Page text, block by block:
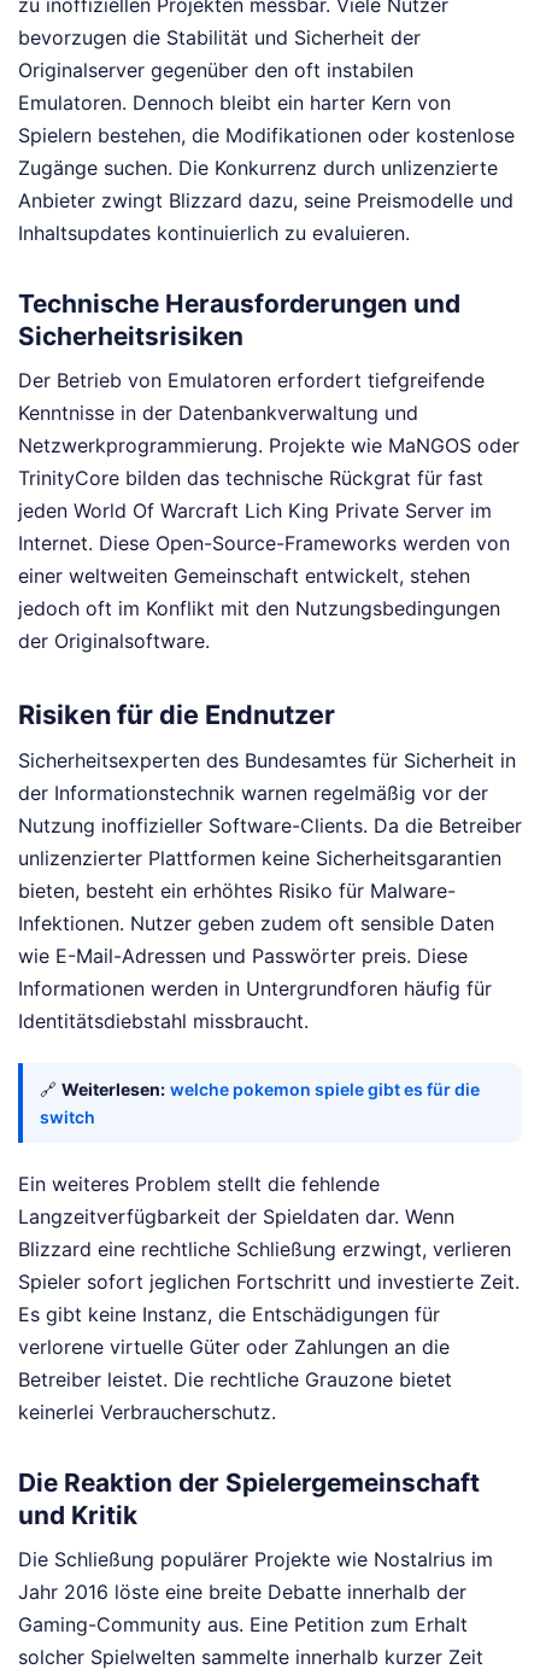
bevorzugen die Stabilität und Sicherheit der
Originalserver gegenüber den oft instabilen
Emulatoren. Dennoch bleibt ein harter Kern von
Spielern bestehen, die Modifikationen oder kostenlose
Zugänge suchen. Die Konkurrenz durch unlizenzierte
Anbieter zwingt Blizzard dazu, seine Preismodelle und
Inhaltsupdates kontinuierlich zu evaluieren.
Technische Herausforderungen und
Sicherheitsrisiken
Der Betrieb von Emulatoren erfordert tiefgreifende
Kenntnisse in der Datenbankverwaltung und
Netzwerkprogrammierung. Projekte wie MaNGOS oder
TrinityCore bilden das technische Rückgrat für fast
jeden World Of Warcraft Lich King Private Server im
Internet. Diese Open-Source-Frameworks werden von
einer weltweiten Gemeinschaft entwickelt, stehen
jedoch oft im Konflikt mit den Nutzungsbedingungen
der Originalsoftware.
Risiken für die Endnutzer
Sicherheitsexperten des Bundesamtes für Sicherheit in
der Informationstechnik warnen regelmäßig vor der
Nutzung inoffizieller Software-Clients. Da die Betreiber
unlizenzierter Plattformen keine Sicherheitsgarantien
bieten, besteht ein erhöhtes Risiko für Malware-
Infektionen. Nutzer geben zudem oft sensible Daten
wie E-Mail-Adressen und Passwörter preis. Diese
Informationen werden in Untergrundforen häufig für
Identitätsdiebstahl missbraucht.
🔗 Weiterlesen: welche pokemon spiele gibt es für die
switch
Ein weiteres Problem stellt die fehlende
Langzeitverfügbarkeit der Spieldaten dar. Wenn
Blizzard eine rechtliche Schließung erzwingt, verlieren
Spieler sofort jeglichen Fortschritt und investierte Zeit.
Es gibt keine Instanz, die Entschädigungen für
verlorene virtuelle Güter oder Zahlungen an die
Betreiber leistet. Die rechtliche Grauzone bietet
keinerlei Verbraucherschutz.
Die Reaktion der Spielergemeinschaft
und Kritik
Die Schließung populärer Projekte wie Nostalrius im
Jahr 2016 löste eine breite Debatte innerhalb der
Gaming-Community aus. Eine Petition zum Erhalt
solcher Spielwelten sammelte innerhalb kurzer Zeit